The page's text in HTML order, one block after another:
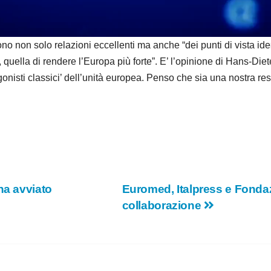
e
o
non solo relazioni eccellenti ma anche “dei punti di vista
di rendere l’Europa più forte”. E’ l’opinione di Hans-
classici’ dell’unità europea. Penso che sia una nostra
Euromed, Italpress e
collaborazione
avviato